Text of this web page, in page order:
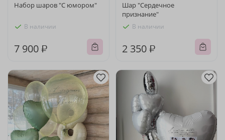
Набор шаров "С юмором"
В наличии
7 900 ₽
Шар "Сердечное
признание"
В наличии
2 350 ₽